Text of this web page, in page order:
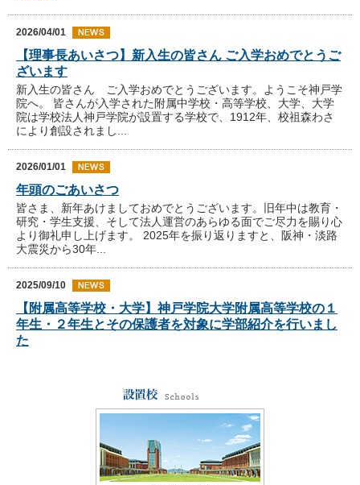
2026/04/01
【理事長あいさつ】新入生の皆さん ご入学おめでとうご
ざいます
新入生の皆さん ご入学おめでとうございます。ようこそ神戸学
院へ。 皆さんが入学された附属中学校・高等学校、大学、大学
院は学校法人神戸学院が設置する学校で、1912年、校祖森わさ
により創設されまし...
2026/01/01
年頭のごあいさつ
皆さま、新年あけましておめでとうございます。旧年中は教育・
研究・学生支援、そして法人運営のあらゆる面でご尽力を賜り心
より御礼申し上げます。 2025年を振り返りますと、阪神・淡路
大震災から30年...
2025/09/10
【附属高等学校・大学】神戸学院大学附属高等学校の１
年生・２年生とその保護者を対象に学部紹介を行いまし
た